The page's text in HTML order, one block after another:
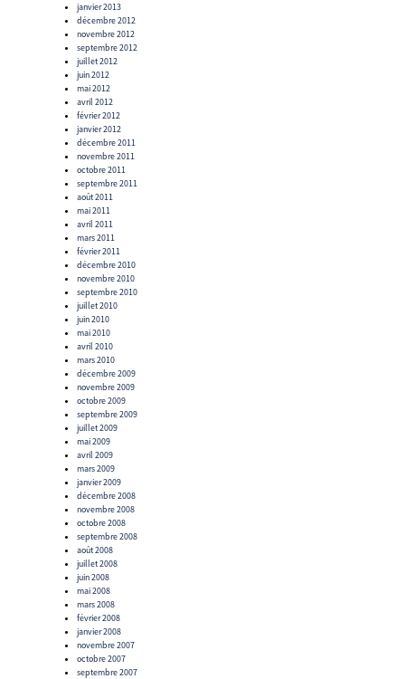
janvier 2013
décembre 2012
novembre 2012
septembre 2012
juillet 2012
juin 2012
mai 2012
avril 2012
février 2012
janvier 2012
décembre 2011
novembre 2011
octobre 2011
septembre 2011
août 2011
mai 2011
avril 2011
mars 2011
février 2011
décembre 2010
novembre 2010
septembre 2010
juillet 2010
juin 2010
mai 2010
avril 2010
mars 2010
décembre 2009
novembre 2009
octobre 2009
septembre 2009
juillet 2009
mai 2009
avril 2009
mars 2009
janvier 2009
décembre 2008
novembre 2008
octobre 2008
septembre 2008
août 2008
juillet 2008
juin 2008
mai 2008
mars 2008
février 2008
janvier 2008
novembre 2007
octobre 2007
septembre 2007